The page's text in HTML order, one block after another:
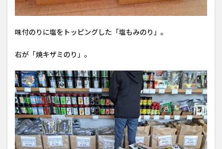
味付のりに塩をトッピングした「塩もみのり」。
右が「焼キザミのり」。